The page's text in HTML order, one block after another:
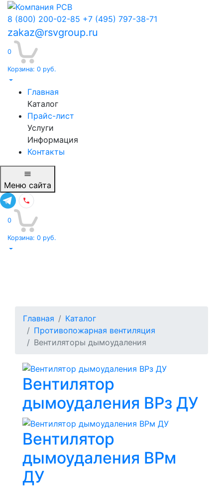
8 (800) 200-02-85 +7 (495) 797-38-71
zakaz@rsvgroup.ru
0
Корзина: 0 руб.
Главная
Каталог
Прайс-лист
Услуги
Информация
Контакты
Меню сайта
0
Корзина: 0 руб.
Главная
Каталог
Противопожарная вентиляция
Вентиляторы дымоудаления
Вентилятор
дымоудаления ВРз ДУ
Вентилятор
дымоудаления ВРм
ДУ